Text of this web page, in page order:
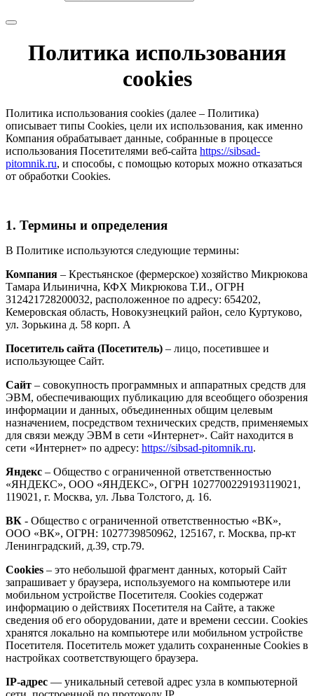
Политика использования
cookies
Политика использования cookies (далее – Политика)
описывает типы Cookies, цели их использования, как именно
Компания обрабатывает данные, собранные в процессе
использования Посетителями веб-сайта https://sibsad-
pitomnik.ru, и способы, с помощью которых можно отказаться
от обработки Cookies.
1. Термины и определения
В Политике используются следующие термины:
Компания – Крестьянское (фермерское) хозяйство Микрюкова
Тамара Ильинична, КФХ Микрюкова Т.И., ОГРН
312421728200032, расположенное по адресу: 654202,
Кемеровская область, Новокузнецкий район, село Куртуково,
ул. Зорькина д. 58 корп. А
Посетитель сайта (Посетитель) – лицо, посетившее и
использующее Сайт.
Сайт – совокупность программных и аппаратных средств для
ЭВМ, обеспечивающих публикацию для всеобщего обозрения
информации и данных, объединенных общим целевым
назначением, посредством технических средств, применяемых
для связи между ЭВМ в сети «Интернет». Сайт находится в
сети «Интернет» по адресу: https://sibsad-pitomnik.ru.
Яндекс – Общество с ограниченной ответственностью
«ЯНДЕКС», ООО «ЯНДЕКС», ОГРН 1027700229193119021,
119021, г. Москва, ул. Льва Толстого, д. 16.
ВК - Общество с ограниченной ответственностью «ВК»,
ООО «ВК», ОГРН: 1027739850962, 125167, г. Москва, пр-кт
Ленинградский, д.39, стр.79.
Cookies – это небольшой фрагмент данных, который Сайт
запрашивает у браузера, используемого на компьютере или
мобильном устройстве Посетителя. Cookies содержат
информацию о действиях Посетителя на Сайте, а также
сведения об его оборудовании, дате и времени сессии. Сookies
хранятся локально на компьютере или мобильном устройстве
Посетителя. Посетитель может удалить сохраненные Сookies в
настройках соответствующего браузера.
IP-адрес — уникальный сетевой адрес узла в компьютерной